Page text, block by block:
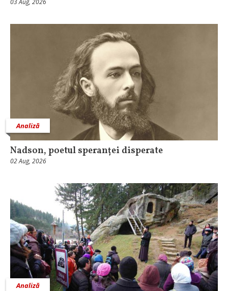
Analiză
Nadson, poetul speranței disperate
02 Aug, 2026
Analiză